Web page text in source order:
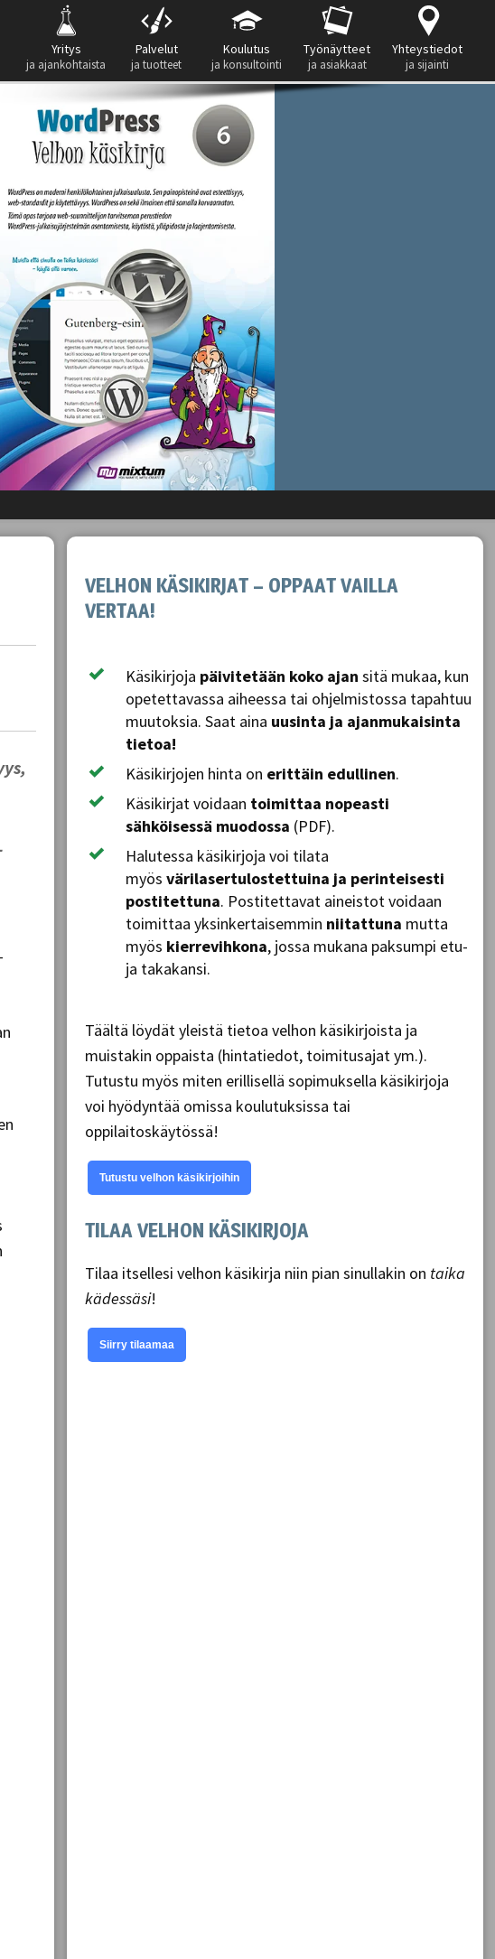
Yritys
ja ajankohtaista
Palvelut
ja tuotteet
Koulutus
ja konsultointi
Työnäytteet
ja asiakkaat
Yhteystiedot
ja sijainti
VELHON KÄSIKIRJAT – OPPAAT VAILLA
VERTAA!
Käsikirjoja päivitetään koko ajan sitä mukaa, kun
opetettavassa aiheessa tai ohjelmistossa tapahtuu
muutoksia. Saat aina uusinta ja ajanmukaisinta
tietoa!
Käsikirjojen hinta on erittäin edullinen.
Käsikirjat voidaan toimittaa nopeasti
sähköisessä muodossa (PDF).
Halutessa käsikirjoja voi tilata
myös värilasertulostettuina ja perinteisesti
postitettuna. Postitettavat aineistot voidaan
toimittaa yksinkertaisemmin niitattuna mutta
myös kierrevihkona, jossa mukana paksumpi etu-
ja takakansi.
Täältä löydät yleistä tietoa velhon käsikirjoista ja
muistakin oppaista (hintatiedot, toimitusajat ym.).
Tutustu myös miten erillisellä sopimuksella käsikirjoja
voi hyödyntää omissa koulutuksissa tai
oppilaitoskäytössä!
Tutustu velhon käsikirjoihin
TILAA VELHON KÄSIKIRJOJA
Tilaa itsellesi velhon käsikirja niin pian sinullakin on taika
kädessäsi!
Siirry tilaamaa